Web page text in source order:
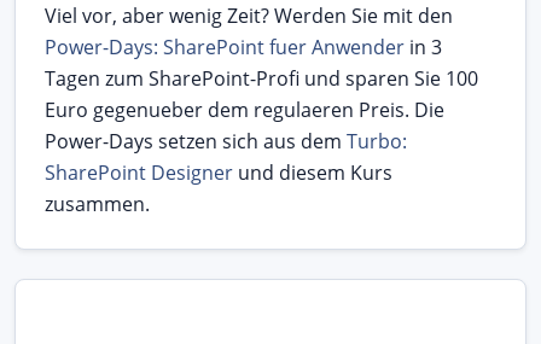
Viel vor, aber wenig Zeit? Werden Sie mit den
Power-Days: SharePoint fuer Anwender in 3
Tagen zum SharePoint-Profi und sparen Sie 100
Euro gegenueber dem regulaeren Preis. Die
Power-Days setzen sich aus dem Turbo:
SharePoint Designer und diesem Kurs
zusammen.